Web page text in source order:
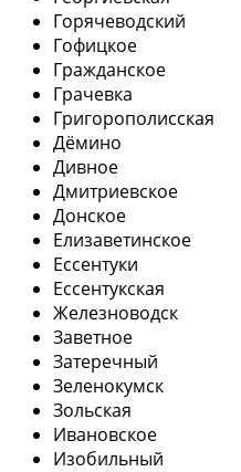
Горячеводский
Гофицкое
Гражданское
Грачевка
Григорополисская
Дёмино
Дивное
Дмитриевское
Донское
Елизаветинское
Ессентуки
Ессентукская
Железноводск
Заветное
Затеречный
Зеленокумск
Зольская
Ивановское
Изобильный